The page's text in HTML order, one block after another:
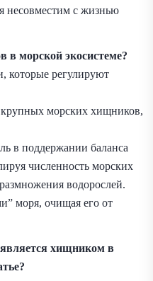
несовместим с жизнью
в морской экосистеме?
которые регулируют
морских хищников,
в поддержании баланса
численность морских
водорослей.
моря, очищая его от
хищником в